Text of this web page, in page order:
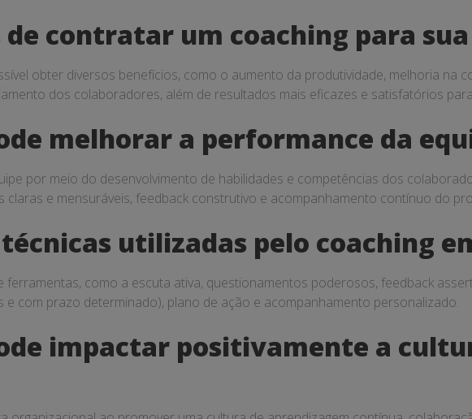
de contratar um coaching para
obter diversos benefícios, como o aumento da produtividade, melhoria na
dos colaboradores, além de resultados mais eficazes e satisfatórios
melhorar a performance da
por meio do desenvolvimento de habilidades e competências dos
e mensuráveis, feedback construtivo e acompanhamento contínuo do
utilizadas pelo coaching
ferramentas, como a escuta ativa, questionamentos poderosos, feedback
e com prazo determinado), plano de ação e acompanhamento personalizado.
impactar positivamente a